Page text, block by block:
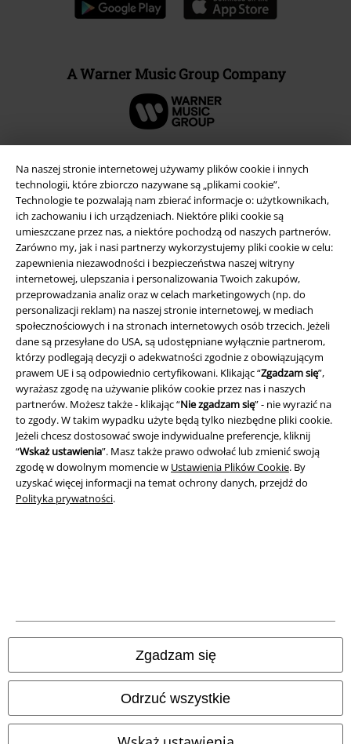
Na naszej stronie internetowej używamy plików cookie i innych
technologii, które zbiorczo nazywane są „plikami cookie”.
Technologie te pozwalają nam zbierać informacje o: użytkownikach,
ich zachowaniu i ich urządzeniach. Niektóre pliki cookie są
umieszczane przez nas, a niektóre pochodzą od naszych partnerów.
Zarówno my, jak i nasi partnerzy wykorzystujemy pliki cookie w celu:
zapewnienia niezawodności i bezpieczeństwa naszej witryny
internetowej, ulepszania i personalizowania Twoich zakupów,
przeprowadzania analiz oraz w celach marketingowych (np. do
personalizacji reklam) na naszej stronie internetowej, w mediach
społecznościowych i na stronach internetowych osób trzecich. Jeżeli
dane są przesyłane do USA, są udostępniane wyłącznie partnerom,
którzy podlegają decyzji o adekwatności zgodnie z obowiązującym
prawem UE i są odpowiednio certyfikowani. Klikając “Zgadzam się”,
wyrażasz zgodę na używanie plików cookie przez nas i naszych
partnerów. Możesz także - klikając “Nie zgadzam się” - nie wyrazić na
to zgody. W takim wypadku użyte będą tylko niezbędne pliki cookie.
Jeżeli chcesz dostosować swoje indywidualne preferencje, kliknij
“Wskaż ustawienia”. Masz także prawo odwołać lub zmienić swoją
zgodę w dowolnym momencie w Ustawienia Plików Cookie. By
uzyskać więcej informacji na temat ochrony danych, przejdź do
Polityka prywatności.
Zgadzam się
Odrzuć wszystkie
A Warner Music Group Company
Informacje prawne
Regulamin
Dane firmy
Polityka prywatności
Unieszkodliwianie odpadów i ochrona środowiska
Deklaracja Zgodności
Informacje dotyczące dostępności
© 1986-2026 E.M.P. Merchandising HGmbH
Sklepy internetowe EMP